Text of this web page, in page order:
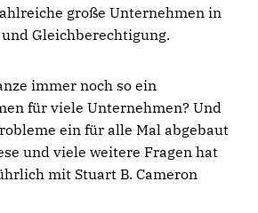
große Unternehmen in
Gleichberechtigung.
immer noch so ein
für viele Unternehmen? Und
ein für alle Mal abgebaut
und viele weitere Fragen hat
mit Stuart B. Cameron